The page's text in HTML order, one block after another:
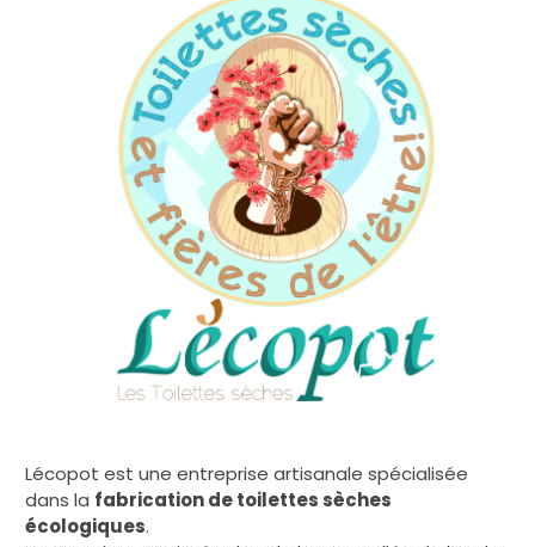
Lécopot est une entreprise artisanale spécialisée
dans la fabrication de toilettes sèches
écologiques.